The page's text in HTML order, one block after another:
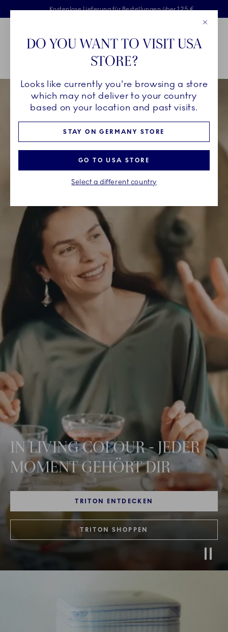
Sprunglinks
Kostenlose Lieferung für Bestellungen über 125 €
Kostenlose Geschenkverpackung
Zweijährige Bruchgarantie
Main Navigation
IN LIVING COLOUR - JEDER
MOMENT GEHÖRT DIR
TRITON ENTDECKEN
TRITON SHOPPEN
DO YOU WANT TO VISIT USA
STORE?
Looks like currently you're browsing a store
which may not deliver to your country
based on your location and past visits.
STAY ON GERMANY STORE
GO TO USA STORE
Select a different country